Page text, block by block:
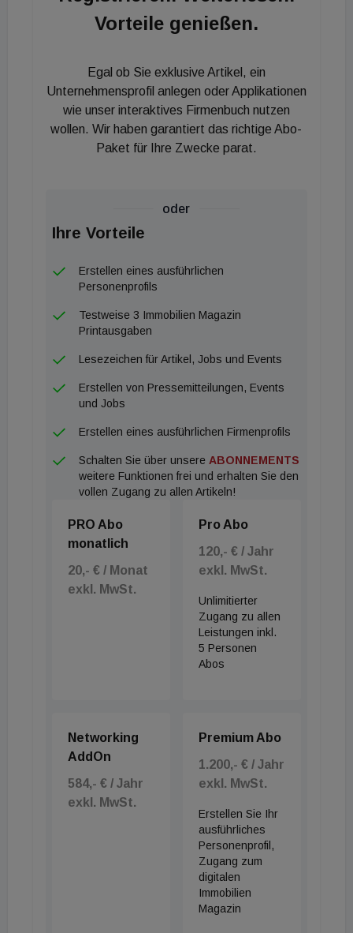
2021-press-cp-04-LPS-last-call-
a]hier[/url].
Vorteile genießen.
Egal ob Sie exklusive Artikel, ein
Unternehmensprofil anlegen oder Applikationen
wie unser interaktives Firmenbuch nutzen
wollen. Wir haben garantiert das richtige Abo-
Paket für Ihre Zwecke parat.
oder
Ihre Vorteile
Erstellen eines ausführlichen
Personenprofils
Testweise 3 Immobilien Magazin
Printausgaben
Lesezeichen für Artikel, Jobs und Events
Erstellen von Pressemitteilungen, Events
und Jobs
Erstellen eines ausführlichen Firmenprofils
Schalten Sie über unsere ABONNEMENTS
weitere Funktionen frei und erhalten Sie den
vollen Zugang zu allen Artikeln!
PRO Abo
monatlich
20,- € / Monat
exkl. MwSt.
Pro Abo
120,- € / Jahr
exkl. MwSt.
Unlimitierter
Zugang zu allen
Leistungen inkl.
5 Personen
Abos
Networking
AddOn
584,- € / Jahr
exkl. MwSt.
Premium Abo
1.200,- € / Jahr
exkl. MwSt.
Erstellen Sie Ihr
ausführliches
Personenprofil,
Zugang zum
digitalen
Immobilien
Magazin